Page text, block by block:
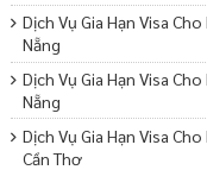
Dịch Vụ Gia Hạn Visa
Nẵng
Dịch Vụ Gia Hạn Visa
Nẵng
Dịch Vụ Gia Hạn Visa
Cần Thơ